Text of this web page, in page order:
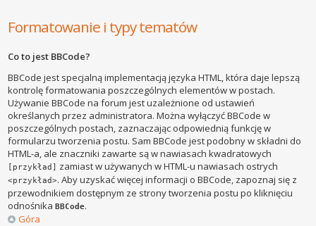
Formatowanie i typy tematów
Co to jest BBCode?
BBCode jest specjalną implementacją języka HTML, która daje lepszą
kontrolę formatowania poszczególnych elementów w postach.
Używanie BBCode na forum jest uzależnione od ustawień
określanych przez administratora. Można wyłączyć BBCode w
poszczególnych postach, zaznaczając odpowiednią funkcję w
formularzu tworzenia postu. Sam BBCode jest podobny w składni do
HTML-a, ale znaczniki zawarte są w nawiasach kwadratowych
[przykład] zamiast w używanych w HTML-u nawiasach ostrych
<przykład>. Aby uzyskać więcej informacji o BBCode, zapoznaj się z
przewodnikiem dostępnym ze strony tworzenia postu po kliknięciu
odnośnikaBBCode.
Góra